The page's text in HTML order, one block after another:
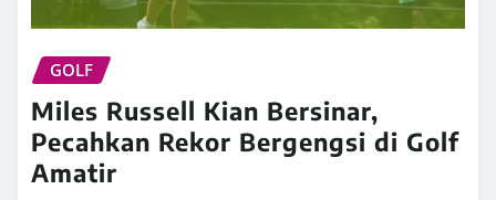
GOLF
Miles Russell Kian Bersinar,
Pecahkan Rekor Bergengsi di Golf
Amatir